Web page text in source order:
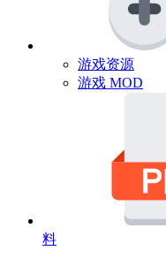
游戏资源
游戏 MOD
料